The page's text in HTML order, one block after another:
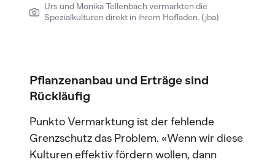
Urs und Monika Tellenbach vermarkten die
Spezialkulturen direkt in ihrem Hofladen. (jba)
Pflanzenanbau und Erträge sind
Rückläufig
Punkto Vermarktung ist der fehlende
Grenzschutz das Problem. «Wenn wir diese
Kulturen effektiv fördern wollen, dann